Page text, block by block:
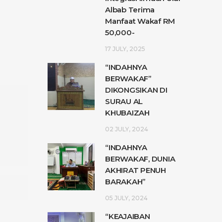
Albab Terima
Manfaat Wakaf RM
50,000-
17 JULY, 2025
“INDAHNYA
BERWAKAF”
DIKONGSIKAN DI
SURAU AL
KHUBAIZAH
02 JULY, 2024
“INDAHNYA
BERWAKAF, DUNIA
AKHIRAT PENUH
BARAKAH”
05 JULY, 2024
“KEAJAIBAN